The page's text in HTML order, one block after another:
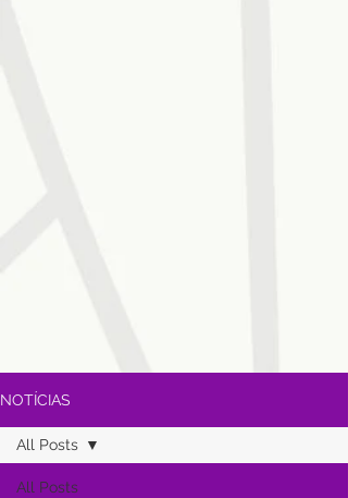
NOTÍCIAS
All Posts
All Posts